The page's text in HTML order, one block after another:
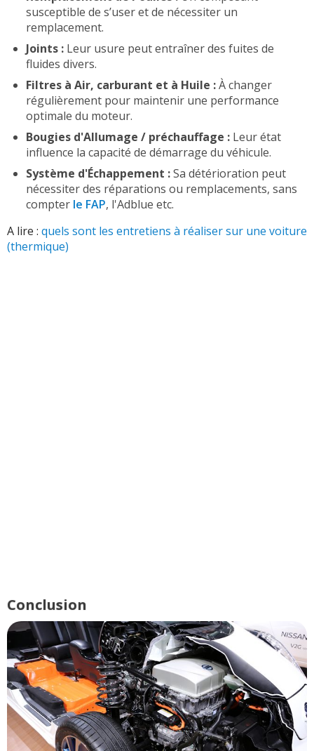
susceptible de s’user et de nécessiter un
remplacement.
Joints : Leur usure peut entraîner des fuites de
fluides divers.
Filtres à Air, carburant et à Huile :À changer
régulièrement pour maintenir une performance
optimale du moteur.
Bougies d'Allumage / préchauffage : Leur état
influence la capacité de démarrage du véhicule.
Système d'Échappement :Sa détérioration peut
nécessiter des réparations ou remplacements, sans
compter le FAP, l'Adblue etc.
A lire : quels sont les entretiens à réaliser sur une voiture
(thermique)
Conclusion